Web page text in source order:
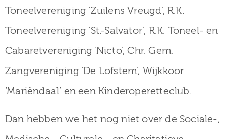
Toneelvereniging ‘Zuilens Vreugd’, R.K.
Toneelvereniging ‘St.-Salvator’, R.K. Toneel- en
Cabaretvereniging ‘Nicto’, Chr. Gem.
Zangvereniging ‘De Lofstem’, Wijkkoor
‘Mariëndaal’ en een Kinderoperetteclub.
Dan hebben we het nog niet over de Sociale-,